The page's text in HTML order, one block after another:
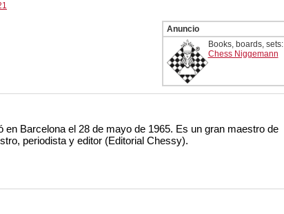
Anuncio
Books, boards, sets:
Chess Niggemann
Barcelona el 28 de mayo de 1965. Es un gran maestro de
periodista y editor (Editorial Chessy).